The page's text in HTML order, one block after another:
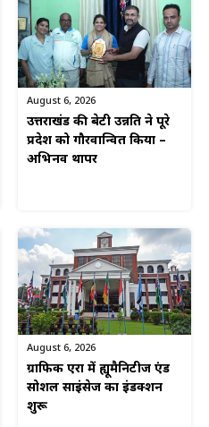
August 6, 2026
उत्तराखंड की बेटी उन्नति ने पूरे
प्रदेश को गौरवान्वित किया –
अभिनव थापर
August 6, 2026
ग्राफिक एरा में ह्यूमैनिटीज एंड
सोशल साइंसेज का इंडक्शन
शुरू